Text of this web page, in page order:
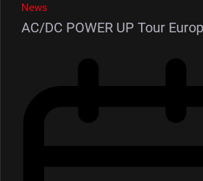
News
AC/DC POWER UP Tour